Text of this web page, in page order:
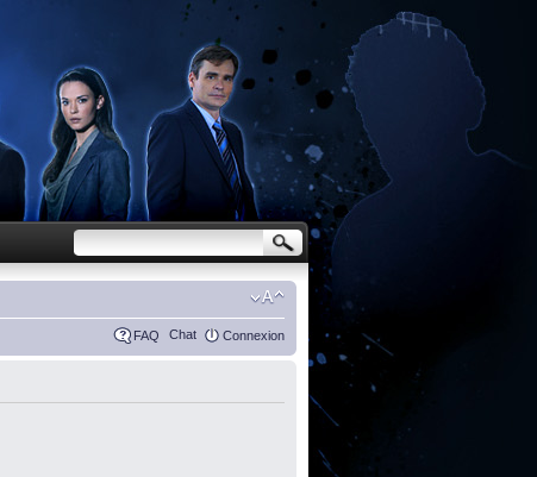
FAQ Chat Connexion